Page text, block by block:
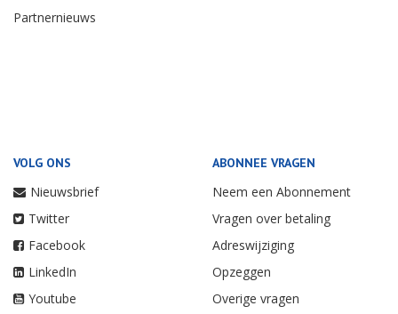
Partnernieuws
VOLG ONS
Nieuwsbrief
Twitter
Facebook
LinkedIn
Youtube
ABONNEE VRAGEN
Neem een Abonnement
Vragen over betaling
Adreswijziging
Opzeggen
Overige vragen